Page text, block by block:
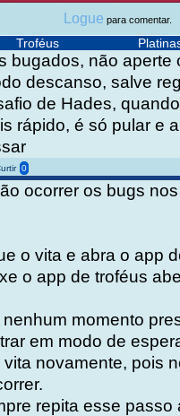
Logue para comentar.
Troféus
bugados, não aperte
descanso, salve
de Hades,
rápido, é só pular e
0
ocorrer os bugs
o vita e abra o app
o app de troféus
nenhum momento
em modo de
vita novamente, pois
repita esse passo